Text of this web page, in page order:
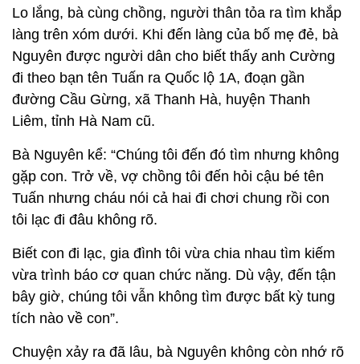
Lo lắng, bà cùng chồng, người thân tỏa ra tìm khắp
làng trên xóm dưới. Khi đến làng của bố mẹ đẻ, bà
Nguyên được người dân cho biết thấy anh Cường
đi theo bạn tên Tuấn ra Quốc lộ 1A, đoạn gần
đường Cầu Gừng, xã Thanh Hà, huyện Thanh
Liêm, tỉnh Hà Nam cũ.
Bà Nguyên kể: “Chúng tôi đến đó tìm nhưng không
gặp con. Trở về, vợ chồng tôi đến hỏi cậu bé tên
Tuấn nhưng cháu nói cả hai đi chơi chung rồi con
tôi lạc đi đâu không rõ.
Biết con đi lạc, gia đình tôi vừa chia nhau tìm kiếm
vừa trình báo cơ quan chức năng. Dù vậy, đến tận
bây giờ, chúng tôi vẫn không tìm được bất kỳ tung
tích nào về con”.
Chuyện xảy ra đã lâu, bà Nguyên không còn nhớ rõ